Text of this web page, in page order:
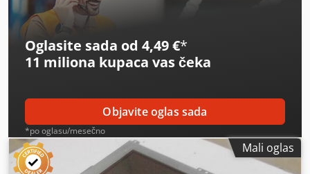
Oglasite sada od 4,49 €*
11 miliona kupaca vas čeka
Objavite oglas sada
*po oglasu/mesečno
Mali oglas